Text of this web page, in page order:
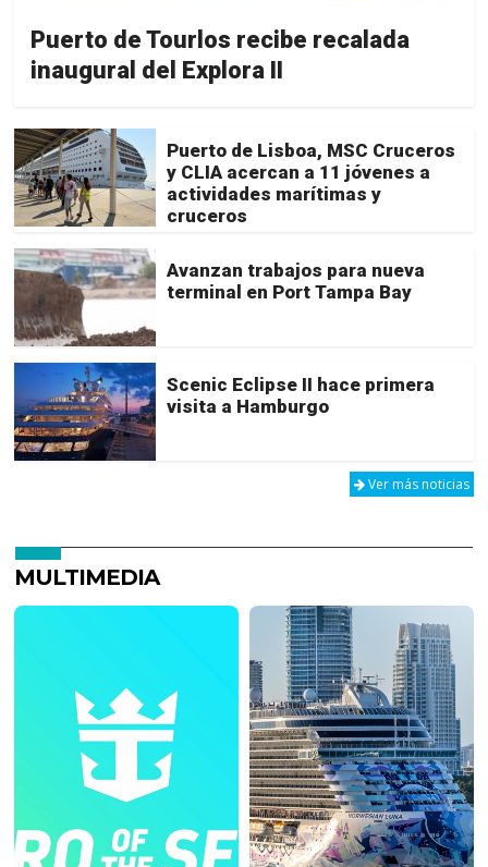
Puerto de Tourlos recibe recalada
inaugural del Explora II
Puerto de Lisboa, MSC Cruceros
y CLIA acercan a 11 jóvenes a
actividades marítimas y
cruceros
Avanzan trabajos para nueva
terminal en Port Tampa Bay
Scenic Eclipse II hace primera
visita a Hamburgo
Ver más noticias
MULTIMEDIA